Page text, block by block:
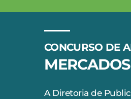
CONCURSO DE
A Diretoria de